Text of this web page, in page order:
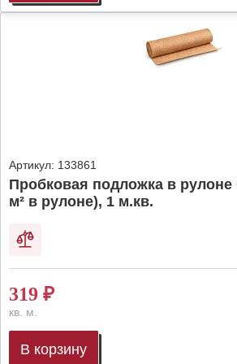
Артикул: 133861
Пробковая подложка в
м² в рулоне), 1 м.кв.
319 ₽
кв. м.
В корзину